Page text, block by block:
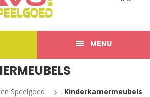
MENU
Speelgoed
Kinderkamermeubels